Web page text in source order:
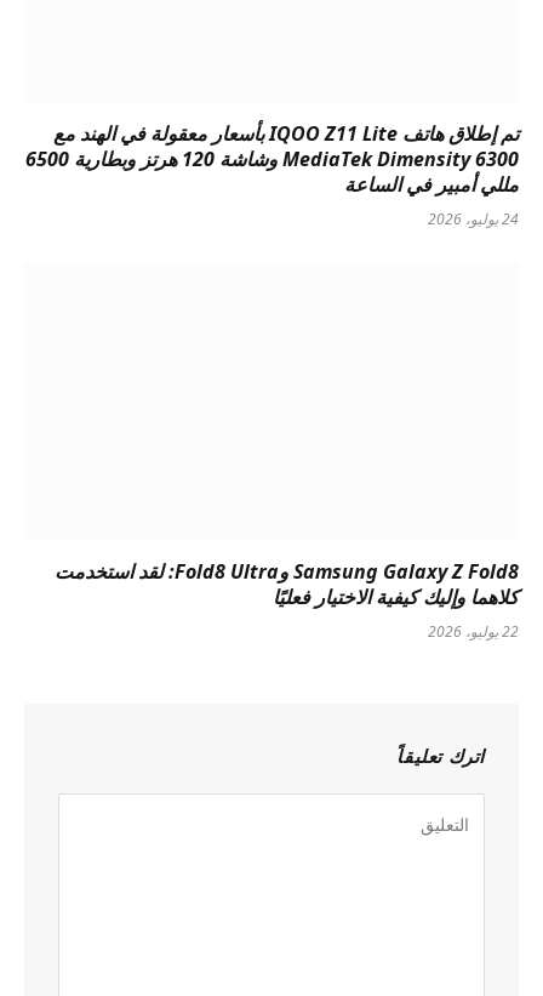
تم إطلاق هاتف IQOO Z11 Lite بأسعار معقولة في الهند مع
MediaTek Dimensity 6300 وشاشة 120 هرتز وبطارية 6500
مللي أمبير في الساعة
24 يوليو، 2026
Samsung Galaxy Z Fold8 وFold8 Ultra: لقد استخدمت
كلاهما وإليك كيفية الاختيار فعليًا
22 يوليو، 2026
اترك تعليقاً